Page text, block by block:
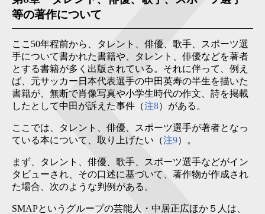
等の著作について
ここ50年程前から、タレント、俳優、歌手、スポーツ選
手について書かれた書籍や、タレント、俳優などを著者
とする書籍が多く出版されている。それに伴って、例え
ば、元サッカー日本代表選手の中田英寿の半生を描いた
書籍が、無断で肖像写真や小学生時代の作文、詩を掲載
したとして中田が訴えた事件（注8）がある。
ここでは、タレント、俳優、スポーツ選手が著者となっ
ている本について、取り上げたい（注9）。
まず、タレント、俳優、歌手、スポーツ選手などがイン
タビューされ、その口述に基づいて、著作物が作成され
た場合、次のような判例がある。
SMAPというグループの芸能人・中居正広ほか５人は、